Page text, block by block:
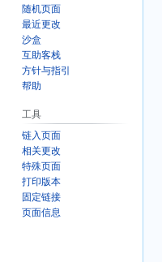
随机页面
最近更改
沙盒
互助客栈
方针与指引
帮助
工具
链入页面
相关更改
特殊页面
打印版本
固定链接
页面信息